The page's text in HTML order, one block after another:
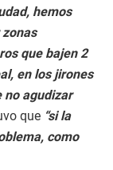
hemos
que bajen 2
en los jirones
no agudizar
que “si la
como